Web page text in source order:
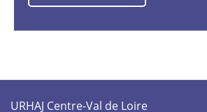
URHAJ Centre-Val de Loire